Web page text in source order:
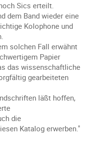
Sics erteilt.
dem Band wieder eine
Kolophone und
solchen Fall erwähnt
Papier
das wissenschaftliche
gearbeiteten
läßt hoffen,
die
Katalog erwerben."